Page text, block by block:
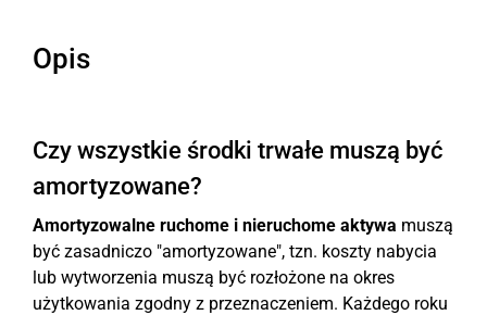
Opis
Czy wszystkie środki trwałe muszą być
amortyzowane?
Amortyzowalne ruchome i nieruchome aktywa muszą
być zasadniczo "amortyzowane", tzn. koszty nabycia
lub wytworzenia muszą być rozłożone na okres
użytkowania zgodny z przeznaczeniem. Każdego roku